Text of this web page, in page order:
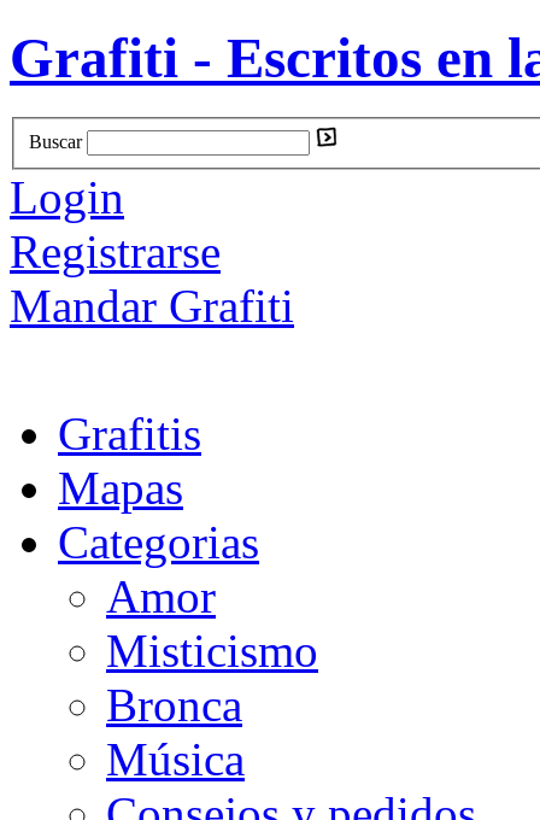
Grafiti - Escritos en
Buscar
Login
Registrarse
Mandar Grafiti
Grafitis
Mapas
Categorias
Amor
Misticismo
Bronca
Música